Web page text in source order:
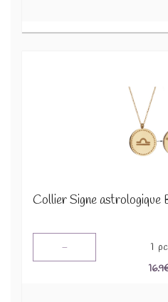
Collier Signe astrologique
- 1 pc
16.9